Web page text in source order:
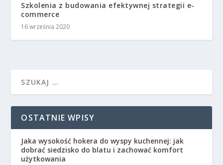
Szkolenia z budowania efektywnej strategii e-
commerce
16 września 2020
OSTATNIE WPISY
Jaka wysokość hokera do wyspy kuchennej: jak
dobrać siedzisko do blatu i zachować komfort
użytkowania